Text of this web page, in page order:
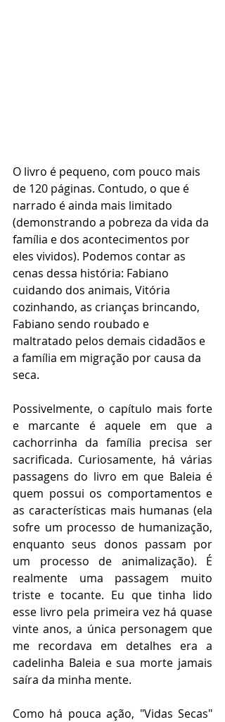
O livro é pequeno, com pouco mais
de 120 páginas. Contudo, o que é
narrado é ainda mais limitado
(demonstrando a pobreza da vida da
família e dos acontecimentos por
eles vividos). Podemos contar as
cenas dessa história: Fabiano
cuidando dos animais, Vitória
cozinhando, as crianças brincando,
Fabiano sendo roubado e
maltratado pelos demais cidadãos e
a família em migração por causa da
seca.
Possivelmente, o capítulo mais forte
e marcante é aquele em que a
cachorrinha da família precisa ser
sacrificada. Curiosamente, há várias
passagens do livro em que Baleia é
quem possui os comportamentos e
as características mais humanas (ela
sofre um processo de humanização,
enquanto seus donos passam por
um processo de animalização). É
realmente uma passagem muito
triste e tocante. Eu que tinha lido
esse livro pela primeira vez há quase
vinte anos, a única personagem que
me recordava em detalhes era a
cadelinha Baleia e sua morte jamais
saíra da minha mente.
Como há pouca ação, "Vidas Secas"